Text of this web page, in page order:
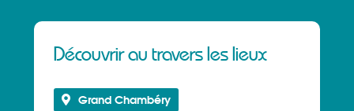
Découvrir au travers les lieux
Grand Chambéry